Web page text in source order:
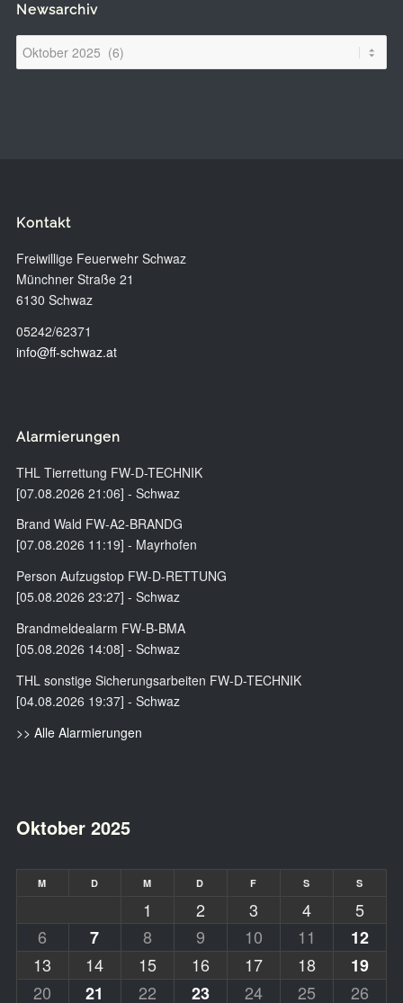
Newsarchiv
Kontakt
Freiwillige Feuerwehr Schwaz
Münchner Straße 21
6130 Schwaz
05242/62371
info@ff-schwaz.at
Alarmierungen
THL Tierrettung FW-D-TECHNIK
[07.08.2026 21:06] - Schwaz
Brand Wald FW-A2-BRANDG
[07.08.2026 11:19] - Mayrhofen
Person Aufzugstop FW-D-RETTUNG
[05.08.2026 23:27] - Schwaz
Brandmeldealarm FW-B-BMA
[05.08.2026 14:08] - Schwaz
THL sonstige Sicherungsarbeiten FW-D-TECHNIK
[04.08.2026 19:37] - Schwaz
>> Alle Alarmierungen
Oktober 2025
M D M D F S S
1 2 3 4
5
6
7 8 9 10 11
12
13
14 15 16 17 18
19
20
21 22 23 24 25 26